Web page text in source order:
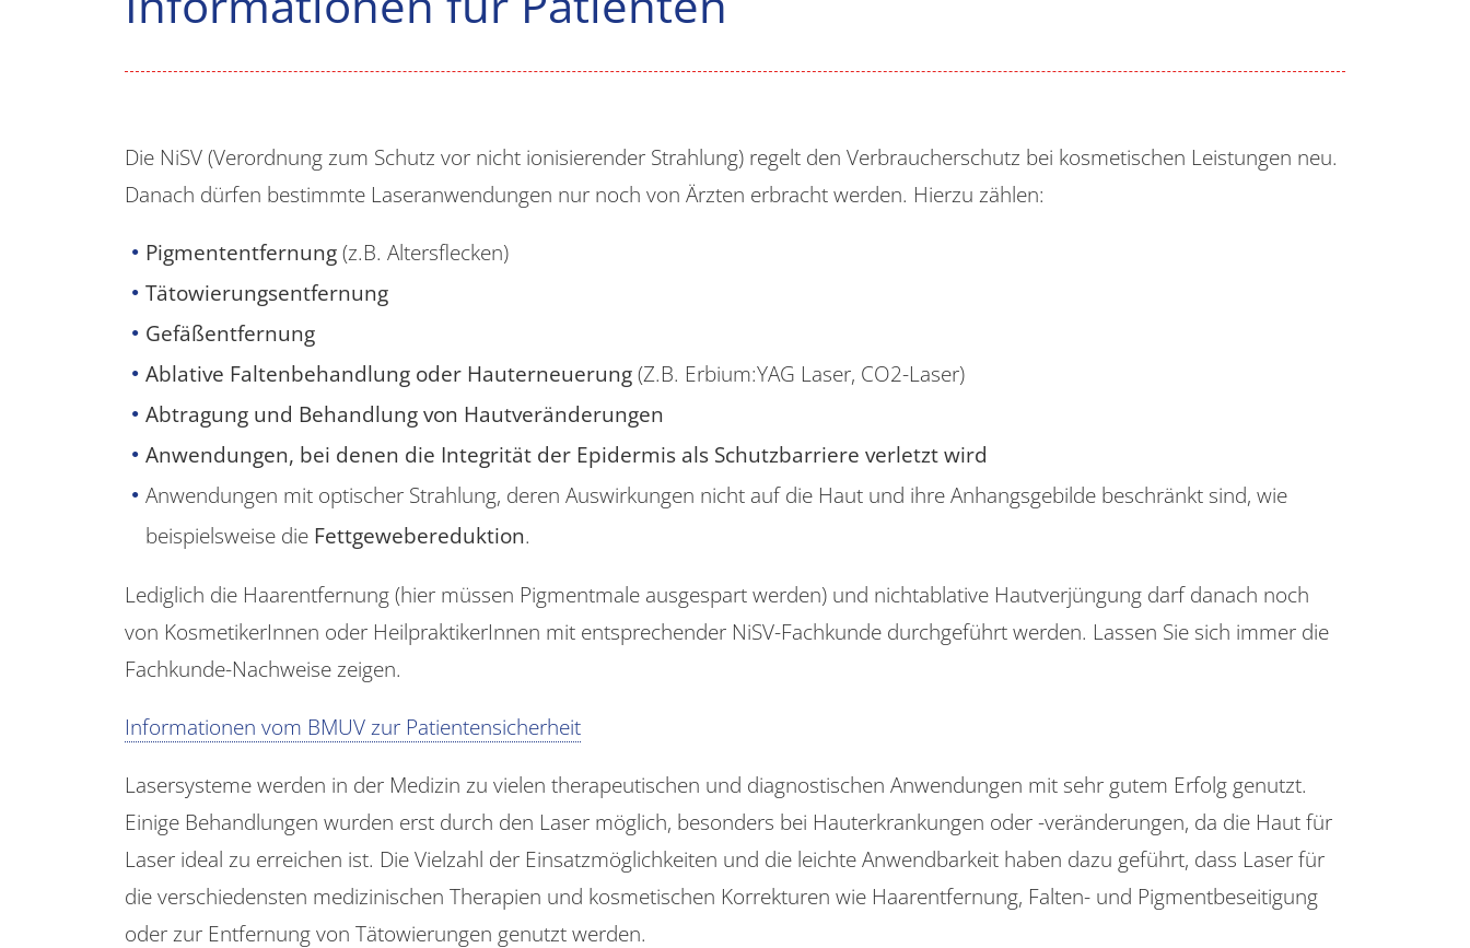
Die NiSV (Verordnung zum Schutz vor nicht ionisierender Strahlung) regelt den Verbraucherschutz bei kosmetischen Leistungen neu.
Danach dürfen bestimmte Laseranwendungen nur noch von Ärzten erbracht werden. Hierzu zählen:
Pigmententfernung(z.B. Altersflecken)
Tätowierungsentfernung
Gefäßentfernung
Ablative Faltenbehandlung oder Hauterneuerung(Z.B. Erbium:YAG Laser, CO2-Laser)
Abtragung und Behandlung von Hautveränderungen
Anwendungen, bei denen die Integrität der Epidermis als Schutzbarriere verletzt wird
Anwendungen mit optischer Strahlung, deren Auswirkungen nicht auf die Haut und ihre Anhangsgebilde beschränkt sind, wie
beispielsweise die Fettgewebereduktion.
Lediglich die Haarentfernung (hier müssen Pigmentmale ausgespart werden) und nichtablative Hautverjüngung darf danach noch
von KosmetikerInnen oder HeilpraktikerInnen mit entsprechender NiSV-Fachkunde durchgeführt werden. Lassen Sie sich immer die
Fachkunde-Nachweise zeigen.
Informationen vom BMUV zur Patientensicherheit
Lasersysteme werden in der Medizin zu vielen therapeutischen und diagnostischen Anwendungen mit sehr gutem Erfolg genutzt.
Einige Behandlungen wurden erst durch den Laser möglich, besonders bei Hauterkrankungen oder -veränderungen, da die Haut für
Laser ideal zu erreichen ist. Die Vielzahl der Einsatzmöglichkeiten und die leichte Anwendbarkeit haben dazu geführt, dass Laser für
die verschiedensten medizinischen Therapien und kosmetischen Korrekturen wie Haarentfernung, Falten- und Pigmentbeseitigung
oder zur Entfernung von Tätowierungen genutzt werden.